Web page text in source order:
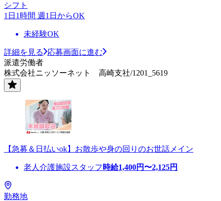
シフト
1日1時間 週1日からOK
未経験OK
詳細を見る
応募画面に進む
派遣労働者
株式会社ニッソーネット 高崎支社/1201_5619
【急募＆日払いok】お散歩や身の回りのお世話メイン
老人介護施設スタッフ 時給1,400円〜2,125円
勤務地